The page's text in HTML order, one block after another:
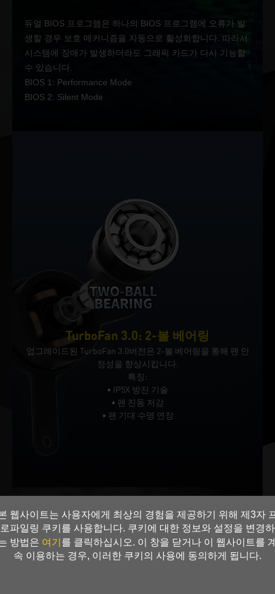
웹사이트는 사용자에게 최상의 경험을 제공하기 위해 제3자
로파일링 쿠키를 사용합니다. 쿠키에 대한 정보와 설정을 변경하
방법은 여기를 클릭하십시오. 이 창을 닫거나 이 웹사이트를
속 이용하는 경우, 이러한 쿠키의 사용에 동의하게 됩니다.
듀얼 BIOS 프로그램은 하나의 BIOS 프로그램에 오류가 발
생할 경우 보호 메커니즘을 자동으로 활성화합니다. 따라서
시스템에 장애가 발생하더라도 그래픽 카드가 다시 기능할
수 있습니다.
BIOS 1: Performance Mode
BIOS 2: Silent Mode
TurboFan 3.0: 2-볼 베어링
업그레이드된 TurboFan 3.0버전은 2-볼 베어링을 통해 팬 안
정성을 향상시킵니다.
특징:
• IP5X 방진 기술
• 팬 진동 저감
• 팬 기대 수명 연장